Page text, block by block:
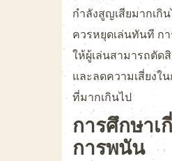
กำลังสูญเสียมากเกิ
ควรหยุดเล่นทันที ก
ให้ผู้เล่นสามารถตัด
และลดความเสี่ยงใ
ที่มากเกินไป
การศึกษาเ
การพนัน